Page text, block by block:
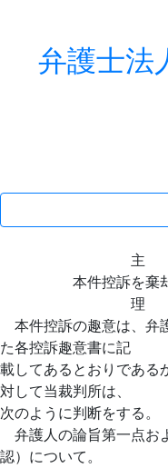
弁護士法
主
本件控訴を棄却
理
本件控訴の趣意は、弁
た各控訴趣意書に記
載してあるとおりである
対して当裁判所は、
次のように判断をする。
弁護人の論旨第一点お
認）について。